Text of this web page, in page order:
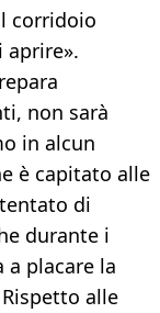
corridoio
non sarà
in alcun
è capitato alle
di
durante i
a placare la
alle